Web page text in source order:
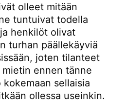
olleet mitään
tuntuivat todella
henkilöt olivat
turhan päällekäyviä
joten tilanteet
ennen tänne
sellaisia
ollessa useinkin.